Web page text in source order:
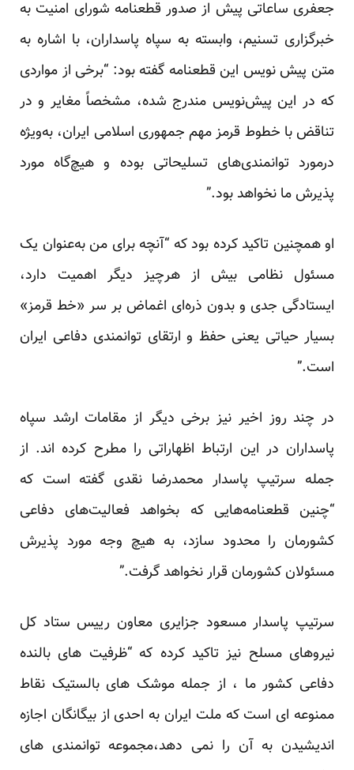
جعفری ساعاتی پیش از صدور قطعنامه شورای امنیت به
خبرگزاری تسنیم، وابسته به سپاه پاسداران، با اشاره به
متن پیش نویس این قطعنامه گفته بود: “برخی از مواردی
که در این پیش‌نویس مندرج شده، مشخصاً مغایر و در
تناقض با خطوط قرمز مهم جمهوری اسلامی ایران، به‌ویژه
درمورد توانمندی‌های تسلیحاتی بوده و هیچ‌گاه مورد
پذیرش ما نخواهد بود.”
او همچنین تاکید کرده بود که “آنچه برای من به‌عنوان یک
مسئول نظامی بیش از هرچیز دیگر اهمیت دارد،
ایستادگی جدی و بدون ذره‌ای اغماض بر سر «خط قرمز»
بسیار حیاتی یعنی حفظ و ارتقای توانمندی دفاعی ایران
است.”
در چند روز اخیر نیز برخی دیگر از مقامات ارشد سپاه
پاسداران در این ارتباط اظهاراتی را مطرح کرده اند. از
جمله سرتیپ پاسدار محمدرضا نقدی گفته است که
“چنین قطعنامه‌هایی که بخواهد فعالیت‌های دفاعی
کشورمان را محدود سازد، به هیچ وجه مورد پذیرش
مسئولان کشورمان قرار نخواهد گرفت.”
سرتیپ پاسدار مسعود جزایری معاون رییس ستاد کل
نیروهای مسلح نیز تاکید کرده که “ظرفیت های بالنده
دفاعی کشور ما ، از جمله موشک های بالستیک نقاط
ممنوعه ای است که ملت ایران به احدی از بیگانگان اجازه
اندیشیدن به آن را نمی دهد،مجموعه توانمندی های